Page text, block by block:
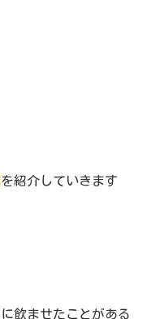
を紹介していきます
飲ませたことがある